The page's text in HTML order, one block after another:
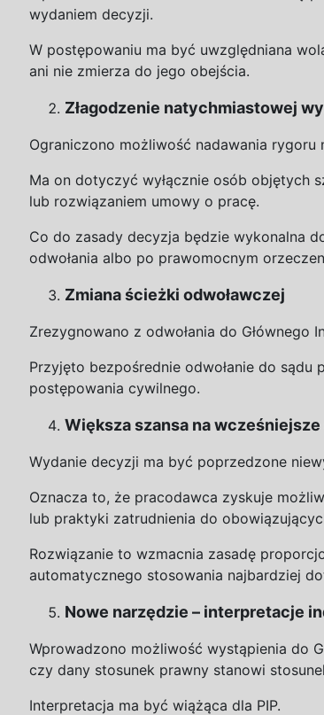
wydaniem decyzji.
W postępowaniu ma być uwzględniana
ani nie zmierza do jego obejścia.
Złagodzenie natychmiastowej
Ograniczono możliwość nadawania
Ma on dotyczyć wyłącznie osób objętych
lub rozwiązaniem umowy o pracę.
Co do zasady decyzja będzie wykonalna
odwołania albo po prawomocnym
Zmiana ścieżki odwoławczej
Zrezygnowano z odwołania do Głównego
Przyjęto bezpośrednie odwołanie do sądu
postępowania cywilnego.
Większa szansa na
Wydanie decyzji ma być poprzedzone
Oznacza to, że pracodawca zyskuje
lub praktyki zatrudnienia do
Rozwiązanie to wzmacnia zasadę
automatycznego stosowania najbardziej
Nowe narzędzie – interpretacje
Wprowadzono możliwość wystąpienia do
czy dany stosunek prawny stanowi
Interpretacja ma być wiążąca dla PIP.